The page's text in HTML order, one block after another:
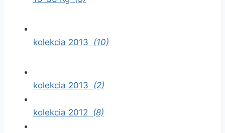
kolekcia 2013 (10)
kolekcia 2013 (2)
kolekcia 2012 (8)